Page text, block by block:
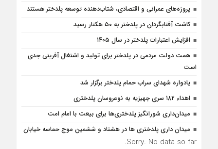
پروژه‌های عمرانی و اقتصادی، شتاب‌دهنده توسعه پلدختر هستند
کاشت آفتابگردان در پلدختر به ۵۰ هکتار رسید
افزایش اعتبارات پلدختر در سال ۱۴۰۵
همت دولت مردمی در پلدختر برای تولید و اشتغال آفرینی جدی
است
یادواره شهدای سراب حمام پلدختر برگزار شد
اهداء ۱۸۲ سری جهیزیه به نوعروسان پلدختری
میدان‌داری شورانگیز پلدختری‌ها برای بیعت با امام امت
میدان داری پلدختری ها در هشتاد و ششمین موج حماسه خیابان
Sorry. No data so far.